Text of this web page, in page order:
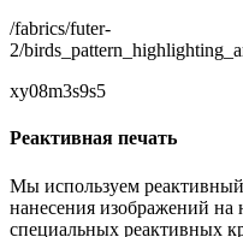
/fabrics/futer-
2/
xy08m3s9s5
Реактивная печать
Мы используем
нанесения изображений
специальных реактивных